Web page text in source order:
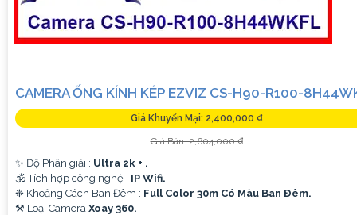
CAMERA ỐNG KÍNH KÉP EZVIZ CS-H90-R100-
Giá Khuyến Mại: 2,400,000 ₫
Giá Bán: 2,604,000 ₫
✨ Độ Phân giải : Ultra 2k + .
🕉️ Tích hợp công nghệ : IP Wifi.
❈ Khoảng Cách Ban Đêm : Full Color 30m Có Màu Ban Ðêm.
⚒ Loại Camera Xoay 360.